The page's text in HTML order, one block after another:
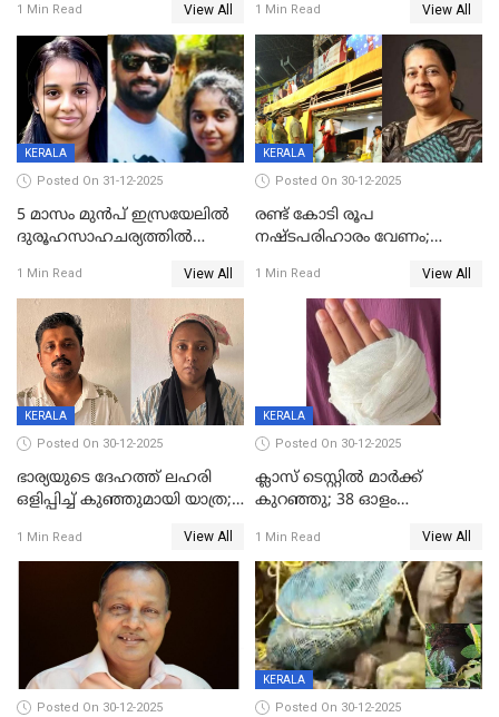
കിടപ്പുമുറിയില്‍ തൂങ്ങി മരിച്ച
നിലയിൽ
1 Min Read View All
ലോറി സ്കൂട്ടറിൽ ഇടിച്ചു :
യുവതിക്ക് ദാരുണാന്ത്യം
1 Min Read View All
KERALA
Posted On 31-12-2025
5 മാസം മുൻപ് ഇസ്രയേലിൽ
ദുരൂഹസാഹചര്യത്തിൽ
മലയാളി യുവാവിന്റെ ഭാര്യയും
മരിച്ചു
1 Min Read View All
KERALA
Posted On 30-12-2025
രണ്ട് കോടി രൂപ
നഷ്ടപരിഹാരം വേണം;
നോട്ടീസയച്ച് ഉമാ തോമസ്
1 Min Read View All
KERALA
Posted On 30-12-2025
ഭാര്യയുടെ ദേഹത്ത് ലഹരി
ഒളിപ്പിച്ച് കുഞ്ഞുമായി യാത്ര;
പിടികൂടി പൊലീസ്
1 Min Read View All
KERALA
Posted On 30-12-2025
ക്ലാസ് ടെസ്റ്റിൽ മാർക്ക്
കുറഞ്ഞു; 38 ഓളം
സെന്ററിലെ അധ്യാപകന്‍
മർദിച്ചതായി പരാതി
1 Min Read View All
Posted On 30-12-2025
KERALA
Posted On 30-12-2025